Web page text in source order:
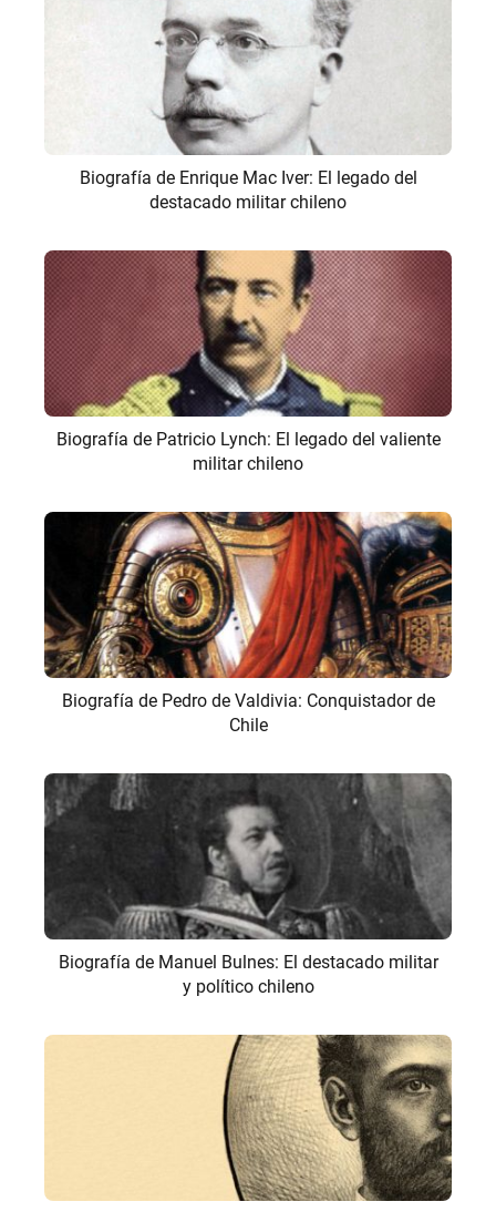
Biografía de Enrique Mac Iver: El legado del
destacado militar chileno
Biografía de Patricio Lynch: El legado del valiente
militar chileno
Biografía de Pedro de Valdivia: Conquistador de
Chile
Biografía de Manuel Bulnes: El destacado militar
y político chileno